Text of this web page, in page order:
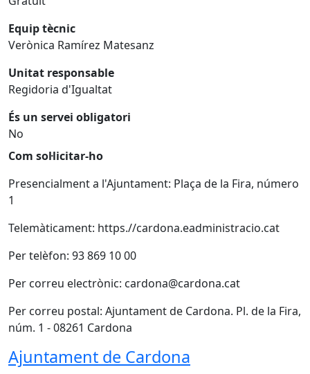
Equip tècnic
Verònica Ramírez Matesanz
Unitat responsable
Regidoria d'Igualtat
És un servei obligatori
No
Com sol·licitar-ho
Presencialment a l'Ajuntament: Plaça de la Fira, número
1
Telemàticament: https.//cardona.eadministracio.cat
Per telèfon: 93 869 10 00
Per correu electrònic: cardona@cardona.cat
Per correu postal: Ajuntament de Cardona. Pl. de la Fira,
núm. 1 - 08261 Cardona
Ajuntament de Cardona